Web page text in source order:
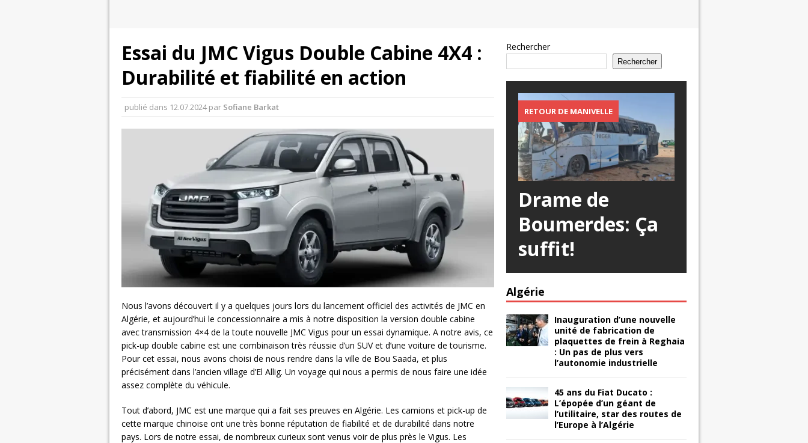
Essai du JMC Vigus Double Cabine 4X4 :
Durabilité et fiabilité en action
publié dans 12.07.2024par Sofiane Barkat
Nous l’avons découvert il y a quelques jours lors du lancement officiel des activités de JMC en
Algérie, et aujourd’hui le concessionnaire a mis à notre disposition la version double cabine
avec transmission 4×4 de la toute nouvelle JMC Vigus pour un essai dynamique. A notre avis, ce
pick-up double cabine est une combinaison très réussie d’un SUV et d’une voiture de tourisme.
Pour cet essai, nous avons choisi de nous rendre dans la ville de Bou Saada, et plus
précisément dans l’ancien village d’El Allig. Un voyage qui nous a permis de nous faire une idée
assez complète du véhicule.
Tout d’abord, JMC est une marque qui a fait ses preuves en Algérie. Les camions et pick-up de
cette marque chinoise ont une très bonne réputation de fiabilité et de durabilité dans notre
pays. Lors de notre essai, de nombreux curieux sont venus voir de plus près le Vigus. Les
Rechercher
Rechercher
RETOUR DE MANIVELLE
Drame de
Boumerdes: Ça
suffit!
Algérie
Inauguration d’une nouvelle
unité de fabrication de
plaquettes de frein à Reghaia
: Un pas de plus vers
l’autonomie industrielle
45 ans du Fiat Ducato :
L’épopée d’un géant de
l’utilitaire, star des routes de
l’Europe à l’Algérie